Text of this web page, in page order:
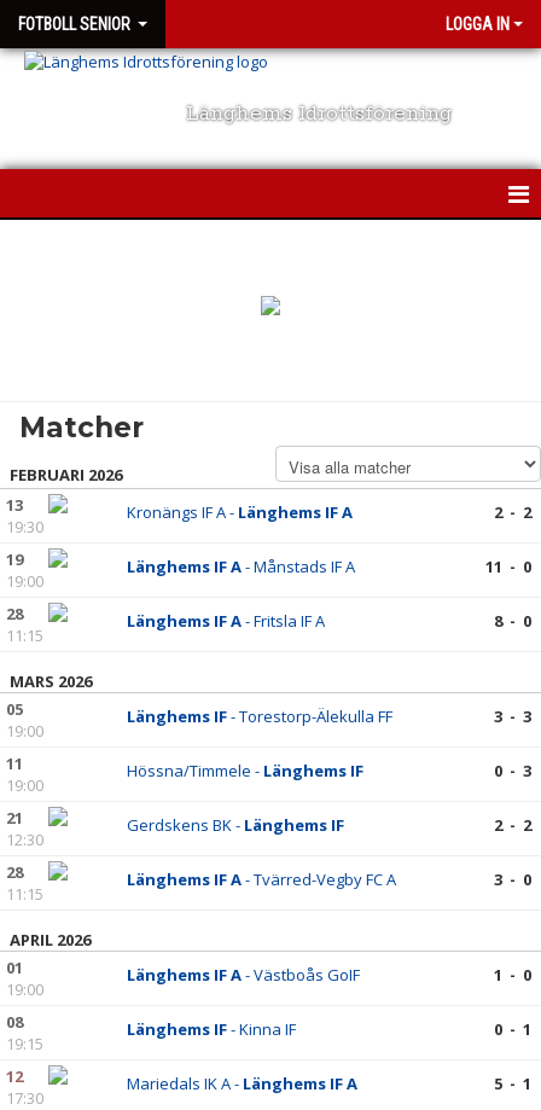
FOTBOLL SENIOR LOGGA IN
Länghems Idrottsförening
KONTAKT
Matcher
FEBRUARI 2026
13
19:30
Kronängs IF A - Länghems IF A 2 - 2
19
19:00
Länghems IF A- Månstads IF A 11 - 0
28
11:15
Länghems IF A- Fritsla IF A 8 - 0
MARS 2026
05
19:00
Länghems IF- Torestorp-Älekulla FF 3 - 3
11
19:00
Hössna/Timmele - Länghems IF 0 - 3
21
12:30
Gerdskens BK - Länghems IF 2 - 2
28
11:15
Länghems IF A- Tvärred-Vegby FC A 3 - 0
APRIL 2026
01
19:00
Länghems IF A- Västboås GoIF 1 - 0
08
19:15
Länghems IF- Kinna IF 0 - 1
12
17:30
Mariedals IK A - Länghems IF A 5 - 1